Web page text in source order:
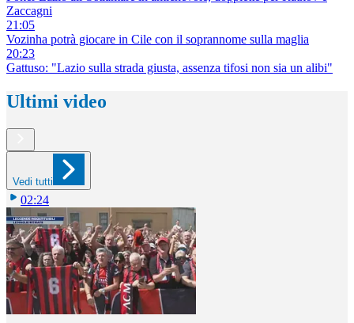
Zaccagni
21:05
Vozinha potrà giocare in Cile con il soprannome sulla maglia
20:23
Gattuso: "Lazio sulla strada giusta, assenza tifosi non sia un alibi"
Ultimi video
Vedi tutti
02:24